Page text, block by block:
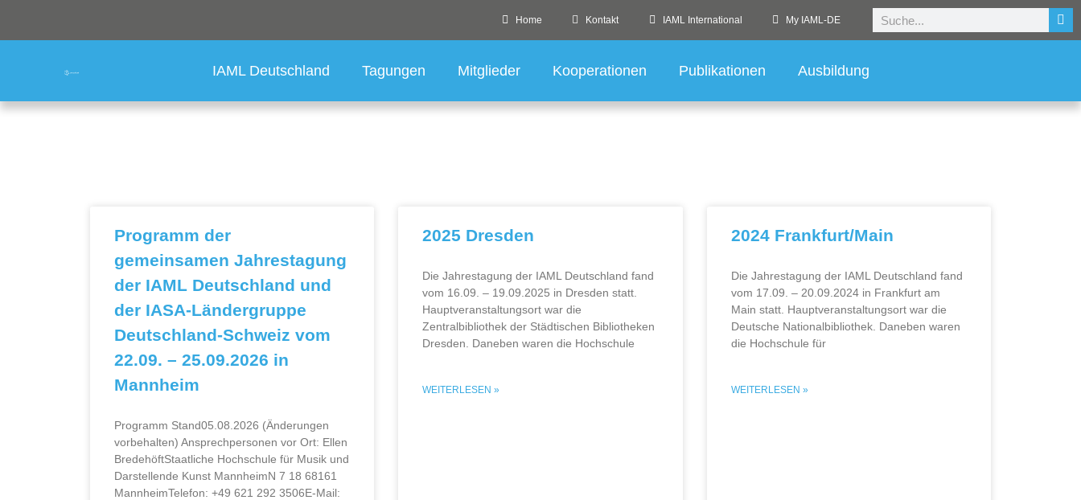
Home Kontakt IAML International My IAML-DE
IAML Deutschland Tagungen Mitglieder Kooperationen Publikationen Ausbildung
Programm der
gemeinsamen Jahrestagung
der IAML Deutschland und
der IASA-Ländergruppe
Deutschland-Schweiz vom
22.09. – 25.09.2026 in
Mannheim
Programm Stand05.08.2026 (Änderungen
vorbehalten) Ansprechpersonen vor Ort: Ellen
BredehöftStaatliche Hochschule für Musik und
Darstellende Kunst MannheimN 7 18 68161
MannheimTelefon: +49 621 292 3506E-Mail:
2025 Dresden
Die Jahrestagung der IAML Deutschland fand
vom 16.09. – 19.09.2025 in Dresden statt.
Hauptveranstaltungsort war die
Zentralbibliothek der Städtischen Bibliotheken
Dresden. Daneben waren die Hochschule
WEITERLESEN »
2024 Frankfurt/Main
Die Jahrestagung der IAML Deutschland fand
vom 17.09. – 20.09.2024 in Frankfurt am
Main statt. Hauptveranstaltungsort war die
Deutsche Nationalbibliothek. Daneben waren
die Hochschule für
WEITERLESEN »